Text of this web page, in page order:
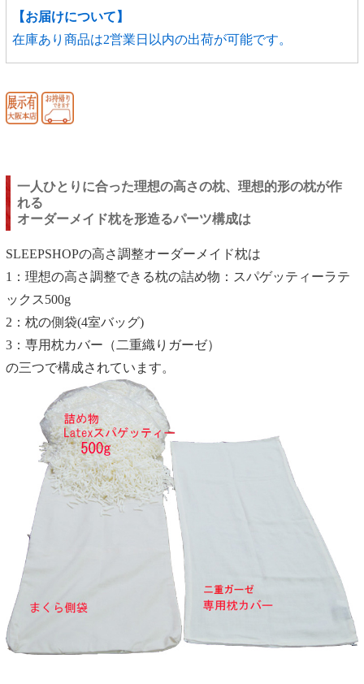
【お届けについて】
在庫あり商品は2営業日以内の出荷が可能です。
一人ひとりに合った理想の高さの枕、理想的形の枕が作
れる
オーダーメイド枕を形造るパーツ構成は
SLEEPSHOPの高さ調整オーダーメイド枕は
1：理想の高さ調整できる枕の詰め物：スパゲッティーラテ
ックス500g
2：枕の側袋(4室バッグ)
3：専用枕カバー（二重織りガーゼ）
の三つで構成されています。